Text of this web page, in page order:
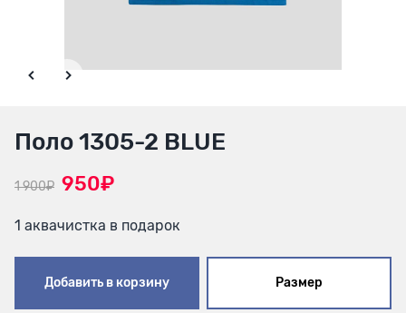
Поло 1305-2 BLUE
1 900₽ 950₽
1 аквачистка в подарок
Добавить в корзину Размер